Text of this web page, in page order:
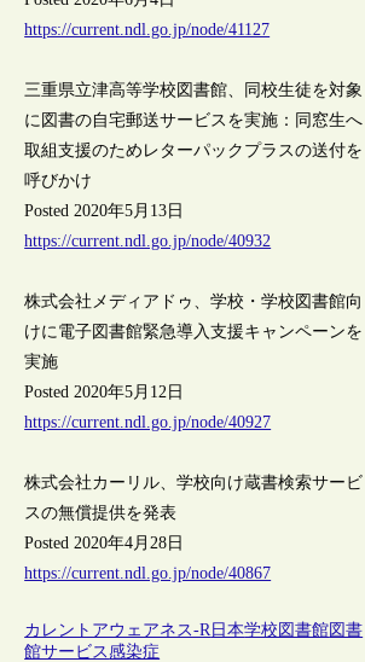
https://current.ndl.go.jp/node/41127
三重県立津高等学校図書館、同校生徒を対象
に図書の自宅郵送サービスを実施：同窓生へ
取組支援のためレターパックプラスの送付を
呼びかけ
Posted 2020年5月13日
https://current.ndl.go.jp/node/40932
株式会社メディアドゥ、学校・学校図書館向
けに電子図書館緊急導入支援キャンペーンを
実施
Posted 2020年5月12日
https://current.ndl.go.jp/node/40927
株式会社カーリル、学校向け蔵書検索サービ
スの無償提供を発表
Posted 2020年4月28日
https://current.ndl.go.jp/node/40867
カレントアウェアネス-R 日本学校図書館図書
館サービス感染症